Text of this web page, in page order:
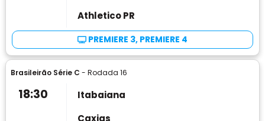
Athletico PR
PREMIERE 3, PREMIERE 4
Brasileirão Série C - Rodada 16
18:30
Itabaiana
Caxias